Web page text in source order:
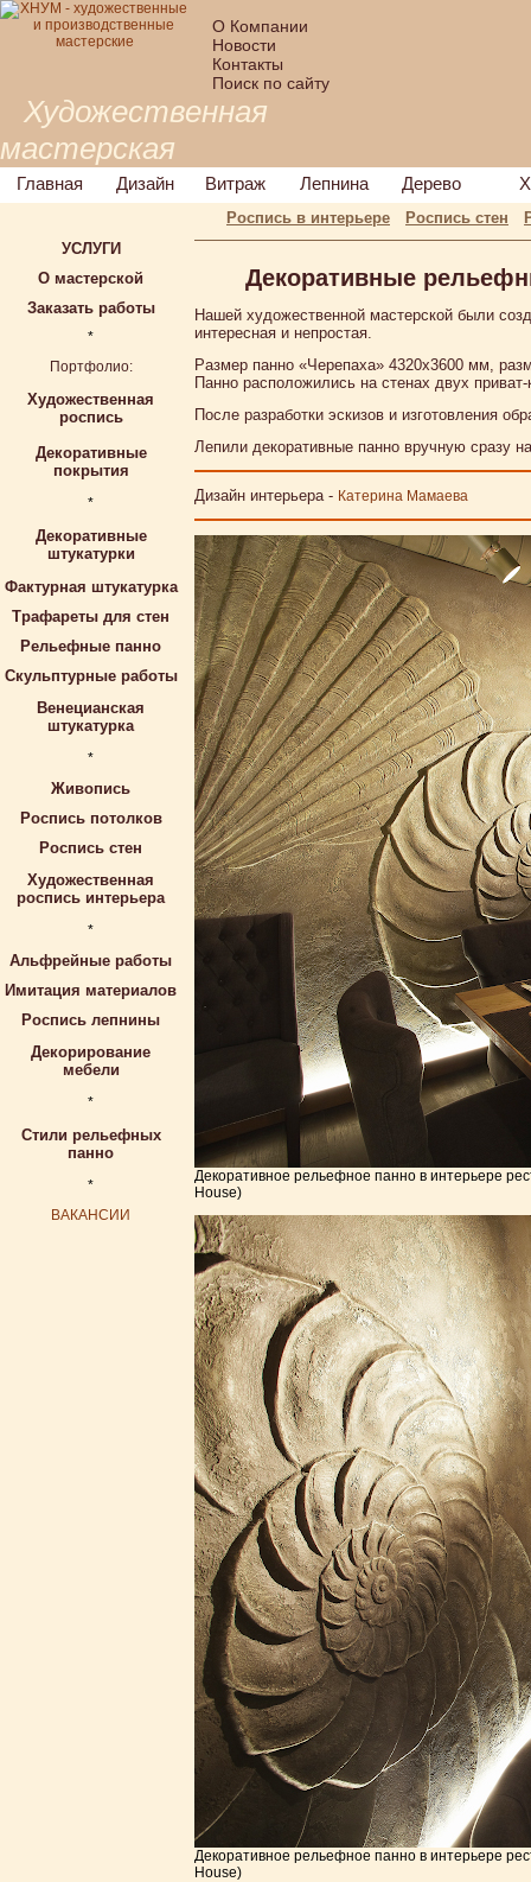
О Компании
Новости
Контакты
Поиск по сайту
Художественная
мастерская
Главная Дизайн Витраж Лепнина Дерево
Роспись в интерьере Роспись стен
УСЛУГИ
О мастерской
Заказать работы
*
Портфолио:
Художественная
роспись
Декоративные
покрытия
*
Декоративные
штукатурки
Фактурная штукатурка
Трафареты для стен
Рельефные панно
Скульптурные работы
Венецианская
штукатурка
*
Живопись
Роспись потолков
Роспись стен
Художественная
роспись интерьера
*
Альфрейные работы
Имитация материалов
Роспись лепнины
Декорирование
мебели
*
Стили рельефных
панно
*
ВАКАНСИИ
Декоративные
Нашей художественной мастерской были
интересная и непростая.
Размер панно «Черепаха» 4320х3600 мм,
Панно расположились на стенах двух
После разработки эскизов и изготовления
Лепили декоративные панно вручную сразу
Дизайн интерьера - Катерина Мамаева
Декоративное рельефное панно в интерьере
House)
Декоративное рельефное панно в интерьере
House)